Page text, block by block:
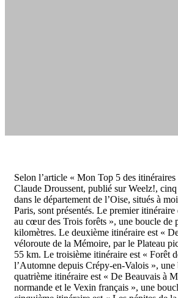
Selon l’article « Mon Top 5 des
Claude Droussent, publié sur Weelz!,
dans le département de l’Oise, situés à
Paris, sont présentés. Le premier
au cœur des Trois forêts », une boucle de
kilomètres. Le deuxième itinéraire est «
véloroute de la Mémoire, par le Plateau
55 km. Le troisième itinéraire est « Forêt
l’Automne depuis Crépy-en-Valois »,
quatrième itinéraire est « De Beauvais à
normande et le Vexin français », une